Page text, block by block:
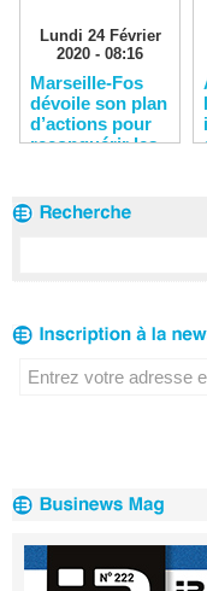
Lundi 24 Février
2020 - 08:16
Marseille-Fos
dévoile son plan
d’actions pour
reconquérir les